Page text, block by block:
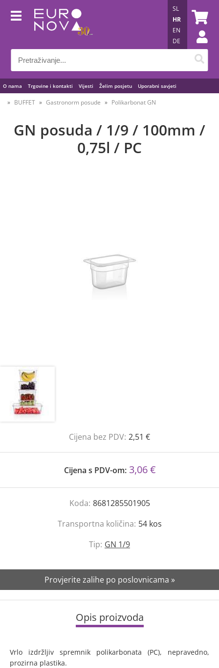
O nama Trgovine i kontakti Vijesti Želim posjetu Uporabni savjeti
SL
HR
EN
DE
BUFFET Gastronorm posude Polikarbonat GN
GN posuda / 1/9 / 100mm /
0,75l / PC
Cijena bez PDV: 2,51 €
Cijena s PDV-om: 3,06 €
Koda: 8681285501905
Transportna količina: 54 kos
Tip: GN 1/9
Provjerite zalihe po poslovnicama »
Opis proizvoda
Vrlo izdržljiv spremnik polikarbonata (PC), nepravedno,
prozirna plastika.